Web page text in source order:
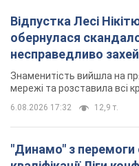
Відпустка Лесі
обернулася
несправедливо
Знаменитість вийшла на
мережі та розставила всі
6.08.2026 17:32 12,9 т.
"Динамо" з перемоги